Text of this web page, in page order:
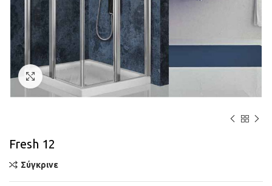
Κάντε κλικ για μεγέθυνση
Fresh 12
Σύγκρινε